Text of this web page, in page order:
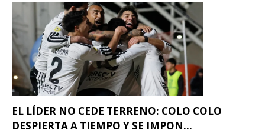
EL LÍDER NO CEDE TERRENO: COLO COLO
DESPIERTA A TIEMPO Y SE IMPON...